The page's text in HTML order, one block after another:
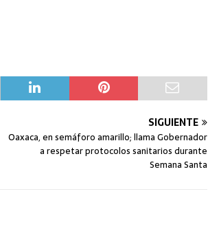
SIGUIENTE
Oaxaca, en semáforo amarillo; llama Gobernador
a respetar protocolos sanitarios durante
Semana Santa